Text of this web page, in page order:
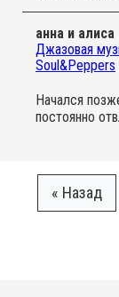
анна и алиса
Джазовая
Soul&Peppers
Начался
постоянно
« Назад